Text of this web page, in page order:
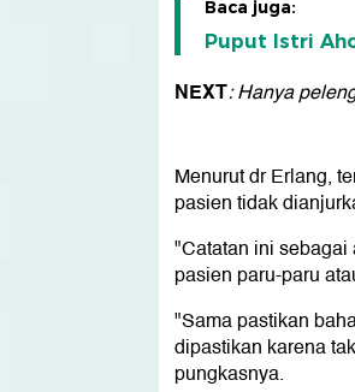
Baca juga:
Puput Istri
NEXT: Hanya
Menurut dr Erlang,
pasien tidak
"Catatan ini sebagai
pasien paru-paru
"Sama pastikan
dipastikan karena
pungkasnya.